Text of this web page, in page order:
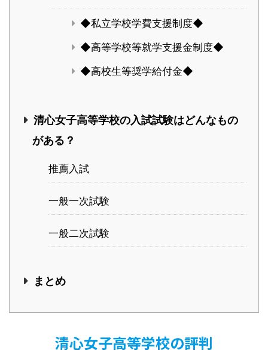
◆私立学校学費支援制度◆
◆高等学校等就学支援金制度◆
◆高校生等奨学給付金◆
清心女子高等学校の入試試験はどんなもの
がある？
推薦入試
一般一次試験
一般二次試験
まとめ
清心女子高等学校の評判